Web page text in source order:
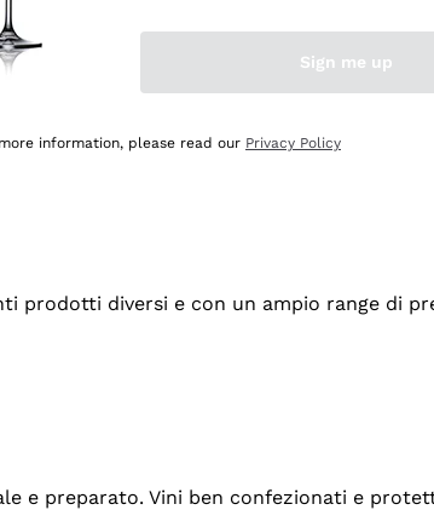
diversi e con un ampio range di
e preparato. Vini ben confezionati e
Sign me up
information, please read our Privacy Policy